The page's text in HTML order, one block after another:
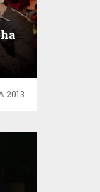
2013.